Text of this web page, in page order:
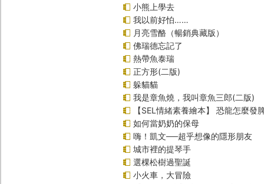
小熊上學去
我以前好怕……
月亮雪酪（暢銷典藏版）
佛瑞德忘記了
熱帶魚泰瑞
正方形(二版)
躲貓貓
我是章魚燒，我叫章魚三郎(二版)
【SEL情緒素養繪本】 恐龍怎麼發
如何當奶奶的保母
嗨！凱文──超乎想像的隱形朋友
城市裡的提琴手
選棵松樹過聖誕
小火車，大冒險